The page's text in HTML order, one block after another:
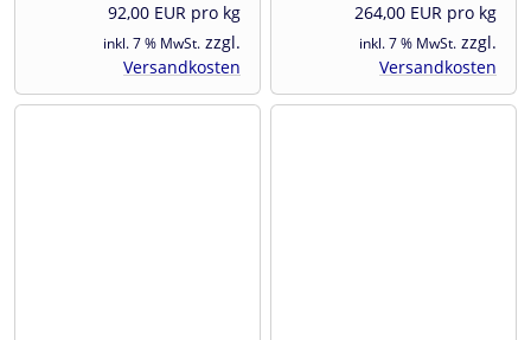
92,00 EUR pro kg
inkl. 7 % MwSt. zzgl.
Versandkosten
264,00 EUR pro kg
inkl. 7 % MwSt. zzgl.
Versandkosten